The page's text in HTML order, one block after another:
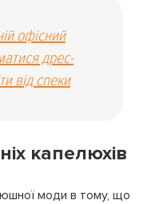
офісний
дрес-
від спеки
капелюхів
моди в тому, що